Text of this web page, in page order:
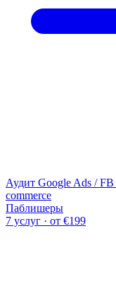
Аудит Google Ads / FB
commerce
Паблишеры
7 услуг · от €199